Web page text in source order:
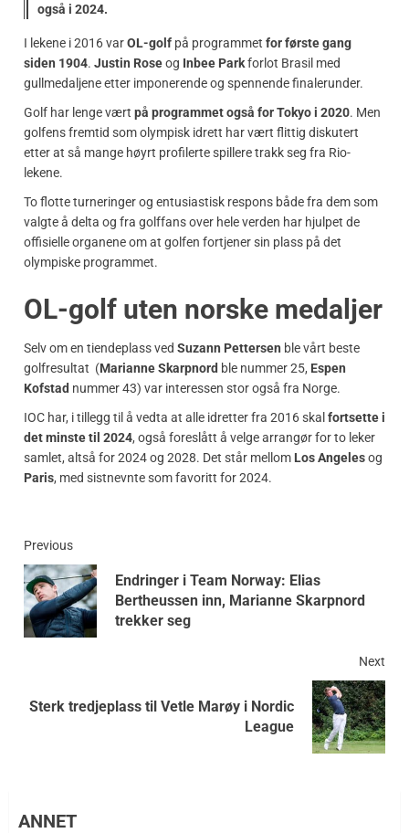
også i 2024.
I lekene i 2016 varOL-golf på programmet for første gang
siden 1904. Justin Roseog Inbee Parkforlot Brasil med
gullmedaljene etter imponerende og spennende finalerunder.
Golf har lenge vært på programmet også for Tokyo i 2020. Men
golfens fremtid som olympisk idrett har vært flittig diskutert
etter at så mange høyrt profilerte spillere trakk seg fra Rio-
lekene.
To flotte turneringer og entusiastisk respons både fra dem som
valgte å delta og fra golffans over hele verden har hjulpet de
offisielle organene om at golfen fortjener sin plass på det
olympiske programmet.
OL-golf uten norske medaljer
Selv om en tiendeplass ved Suzann Pettersen ble vårt beste
golfresultat (Marianne Skarpnord ble nummer 25, Espen
Kofstad nummer 43) var interessen stor også fra Norge.
IOC har, i tillegg til å vedta at alle idretter fra 2016 skal fortsette i
det minste til 2024, også foreslått å velge arrangør for to leker
samlet, altså for 2024 og 2028. Det står mellom Los Angelesog
Paris, med sistnevnte som favoritt for 2024.
Previous
Endringer i Team Norway: Elias
Bertheussen inn, Marianne Skarpnord
trekker seg
Next
Sterk tredjeplass til Vetle Marøy i Nordic
League
ANNET